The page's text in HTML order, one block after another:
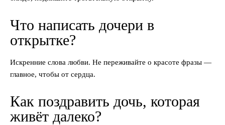
Что написать дочери в
открытке?
Искренние слова любви. Не переживайте о красоте фразы —
главное, чтобы от сердца.
Как поздравить дочь, которая
живёт далеко?